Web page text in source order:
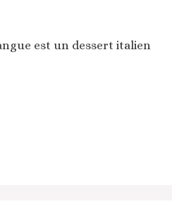
est un dessert italien